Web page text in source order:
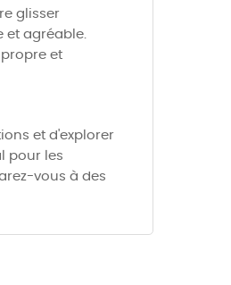
glisser
et agréable.
et
et d'explorer
pour les
vous à des